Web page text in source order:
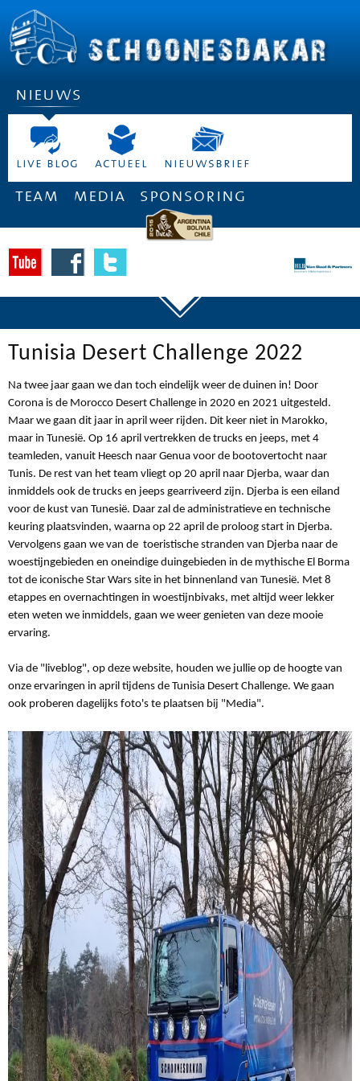
nieuws
live blog actueel nieuwsbrief
team media sponsoring
Tunisia Desert Challenge 2022
Na twee jaar gaan we dan toch eindelijk weer de duinen in! Door
Corona is de Morocco Desert Challenge in 2020 en 2021 uitgesteld.
Maar we gaan dit jaar in april weer rijden. Dit keer niet in Marokko,
maar in Tunesië. Op 16 april vertrekken de trucks en jeeps, met 4
teamleden, vanuit Heesch naar Genua voor de bootovertocht naar
Tunis. De rest van het team vliegt op 20 april naar Djerba, waar dan
inmiddels ook de trucks en jeeps gearriveerd zijn. Djerba is een eiland
voor de kust van Tunesië. Daar zal de administratieve en technische
keuring plaatsvinden, waarna op 22 april de proloog start in Djerba.
Vervolgens gaan we van de toeristische stranden van Djerba naar de
woestijngebieden en oneindige duingebieden in de mythische El Borma
tot de iconische Star Wars site in het binnenland van Tunesië. Met 8
etappes en overnachtingen in woestijnbivaks, met altijd weer lekker
eten weten we inmiddels, gaan we weer genieten van deze mooie
ervaring.
Via de "liveblog", op deze website, houden we jullie op de hoogte van
onze ervaringen in april tijdens de Tunisia Desert Challenge. We gaan
ook proberen dagelijks foto's te plaatsen bij "Media".